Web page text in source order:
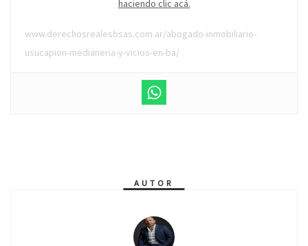
haciendo clic acá.
www.derechosrealesbsas.com.ar/abogado-inmobiliario-
usucapion-medianeria-y-vicios-en-ba/
AUTOR